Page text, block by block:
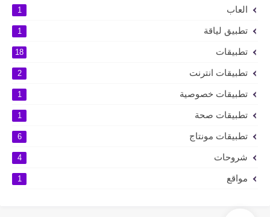
العاب 1
تطبيق لياقة 1
تطبيقات 18
تطبيقات انترنت 2
تطبيقات خصوصية 1
تطبيقات صحة 1
تطبيقات مونتاج 6
شروحات 4
مواقع 1